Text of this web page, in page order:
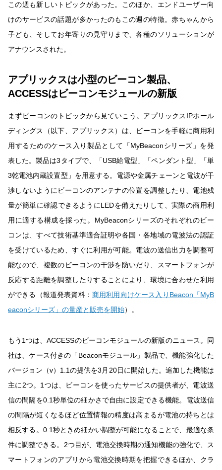
この週も新しいトピックがあった。このほか、エンドユーザー向
けのサービスの話題が多かったのもこの週の特徴。赤ちゃんから
子ども、そしてお年寄りの見守りまで、各種のソリューションが
アナウンスされた。
アプリックスは小型のビーコン製品、
ACCESSはビーコンモジュールの新版
まずビーコンのトピックから見ていこう。アプリックスIPホール
ディングス（以下、アプリックス）は、ビーコンを手軽に商用利
用するためのケース入り製品として「MyBeaconシリーズ」を発
表した。製品は3タイプで、「USB給電型」「ペンダント型」「単
3乾電池内蔵設置型」を用意する。電源や金属チェーンと電波が干
渉しないようにビーコンのアンテナの位置を調整したり、電池残
量が簡単に確認できるようにLEDを備えたりして、実際の商用利
用に適する構成を採った。MyBeaconシリーズのそれぞれのビー
コンは、すべて技術基準適合証明や各国・各地域の電波法の認証
を受けているため、すぐに利用が可能。電波の送信出力を調整可
能なので、複数のビーコンの干渉を防いだり、スマートフォンが
反応する距離を調整したりすることにより、環境に合わせた利用
ができる（報道発表資料： 商用利用向けケース入りBeacon「MyB
eaconシリーズ」の量産と販売を開始）。
もう1つは、ACCESSのビーコンモジュールの新版のニュース。同
社は、ケース付きの「Beaconモジュール」製品で、機能強化した
バージョン（v）1.1の提供を3月20日に開始した。追加した機能は
主に2つ。1つは、ビーコンを使ったサービスの提供者が、電波送
信の間隔を0.1秒単位の細かさで自由に設定できる機能。電波送信
の間隔が短くなるほど位置情報の精度は高まるが電池の持ちとは
相反する。0.1秒ときめ細かい調整が可能になることで、最適な条
件に調整できる。2つ目が、電池交換時期の通知機能の強化で、ス
マートフォンのアプリから電池交換時期を把握できるほか、クラ